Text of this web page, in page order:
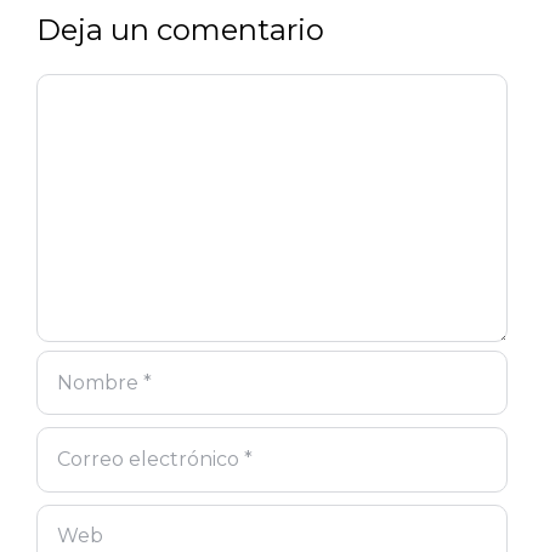
Deja un comentario
Comentario
Nombre
Correo
Web